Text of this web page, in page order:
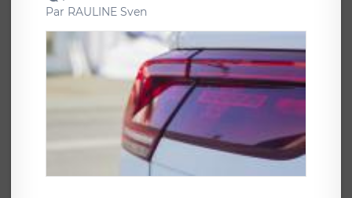
Par RAULINE Sven